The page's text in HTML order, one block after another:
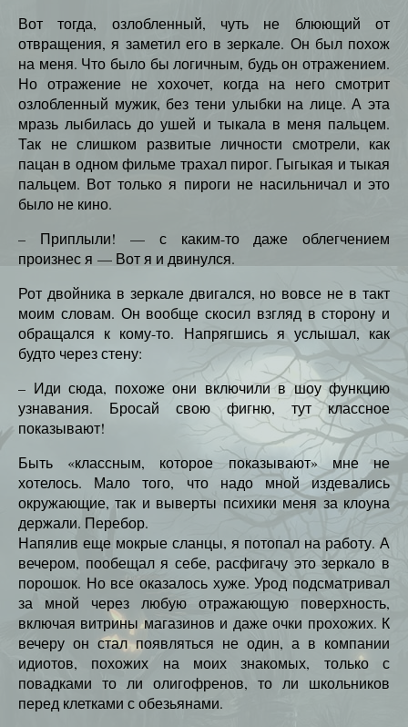
Вот тогда, озлобленный, чуть не блюющий от
отвращения, я заметил его в зеркале. Он был похож
на меня. Что было бы логичным, будь он отражением.
Но отражение не хохочет, когда на него смотрит
озлобленный мужик, без тени улыбки на лице. А эта
мразь лыбилась до ушей и тыкала в меня пальцем.
Так не слишком развитые личности смотрели, как
пацан в одном фильме трахал пирог. Гыгыкая и тыкая
пальцем. Вот только я пироги не насильничал и это
было не кино.
– Приплыли! — с каким-то даже облегчением
произнес я — Вот я и двинулся.
Рот двойника в зеркале двигался, но вовсе не в такт
моим словам. Он вообще скосил взгляд в сторону и
обращался к кому-то. Напрягшись я услышал, как
будто через стену:
– Иди сюда, похоже они включили в шоу функцию
узнавания. Бросай свою фигню, тут классное
показывают!
Быть «классным, которое показывают» мне не
хотелось. Мало того, что надо мной издевались
окружающие, так и выверты психики меня за клоуна
держали. Перебор.
Напялив еще мокрые сланцы, я потопал на работу. А
вечером, пообещал я себе, расфигачу это зеркало в
порошок. Но все оказалось хуже. Урод подсматривал
за мной через любую отражающую поверхность,
включая витрины магазинов и даже очки прохожих. К
вечеру он стал появляться не один, а в компании
идиотов, похожих на моих знакомых, только с
повадками то ли олигофренов, то ли школьников
перед клетками с обезьянами.